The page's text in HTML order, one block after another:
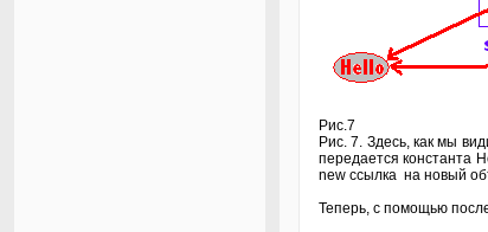
Рис.7
Рис. 7. Здесь, как мы
передается константа
new ссылка на новый
Теперь, с помощью